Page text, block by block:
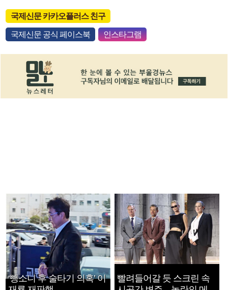
국제신문 카카오플러스 친구
국제신문 공식 페이스북 인스타그램
‘뺑소니 후 술타기 의혹’ 이
빨려들어갈 듯 스크린 속